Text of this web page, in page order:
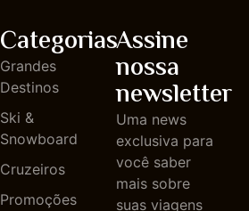
Categorias
Grandes
Destinos
Ski &
Snowboard
Cruzeiros
Promoções
Assine
nossa
newsletter
Uma news
exclusiva para
você saber
mais sobre
suas viagens